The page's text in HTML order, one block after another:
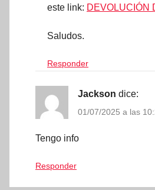
este link: DEVOLUCIÓN
Saludos.
Responder
Jackson dice:
01/07/2025 a las
Tengo info
Responder